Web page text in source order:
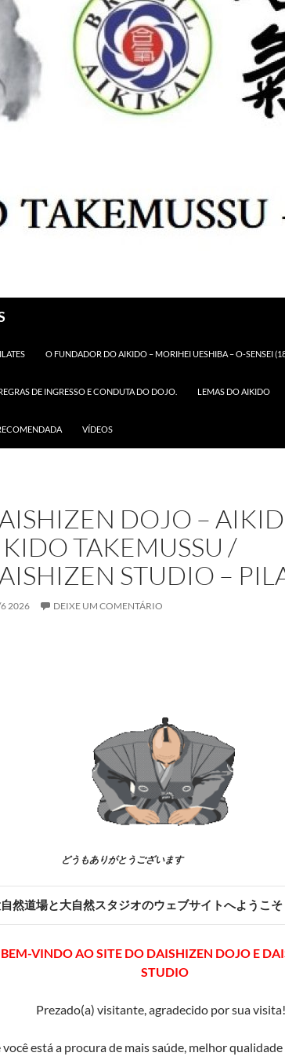
O FUNDADOR DO AIKIDO – MORIHEI UESHIBA – O-SENSEI
DE INGRESSO E CONDUTA DO DOJO. LEMAS DO AIKIDO
VÍDEOS
DOJO –
TAKEMUSSU /
STUDIO –
2026 DEIXE UM COMENTÁRIO
どうもありがとうございます
然道場と大自然スタジオのウェブサイトへようこそ
BEM-VINDO AO SITE DO DAISHIZEN DOJO E
STUDIO
Prezado(a) visitante, agradecido por sua
você está a procura de mais saúde, melhor qualidade